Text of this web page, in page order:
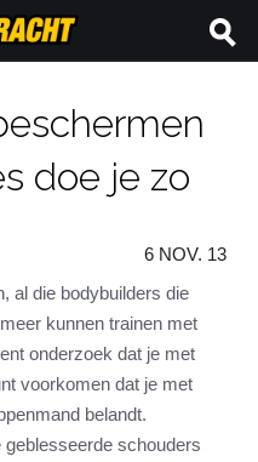
doe je zo
6 NOV. 13
al die bodybuilders die
kunnen trainen met
onderzoek dat je met
voorkomen dat je met
belandt.
geblesseerde schouders